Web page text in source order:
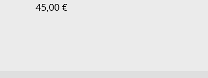
45,00 €